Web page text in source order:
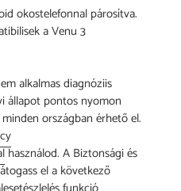
okostelefonnal párosítva.
a Venu 3
alkalmas diagnóziis
állapot pontos nyomon
országban érhető el.
használod. A Biztonsági és
el a következő